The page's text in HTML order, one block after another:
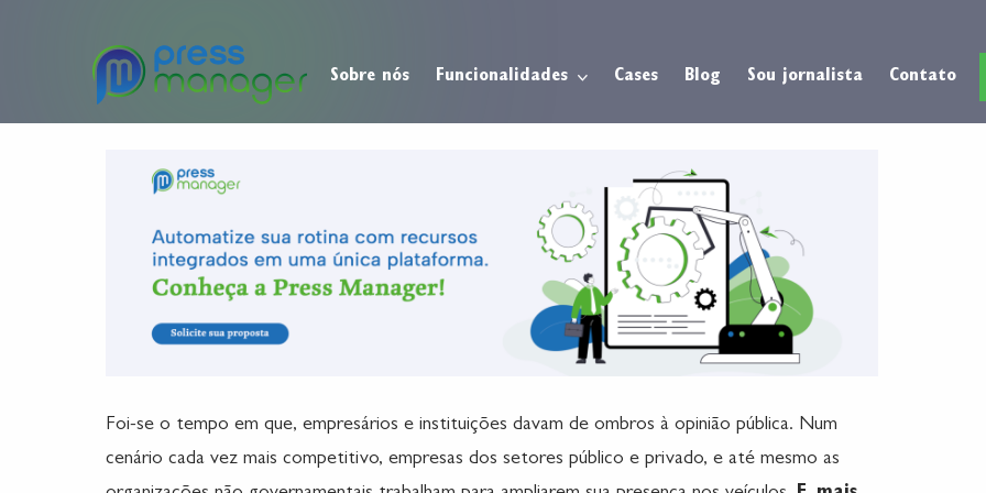
Sobre nós Funcionalidades Cases Blog Sou jornalista Contato
Foi-se o tempo em que, empresários e instituições davam de ombros à opinião pública. Num
cenário cada vez mais competitivo, empresas dos setores público e privado, e até mesmo as